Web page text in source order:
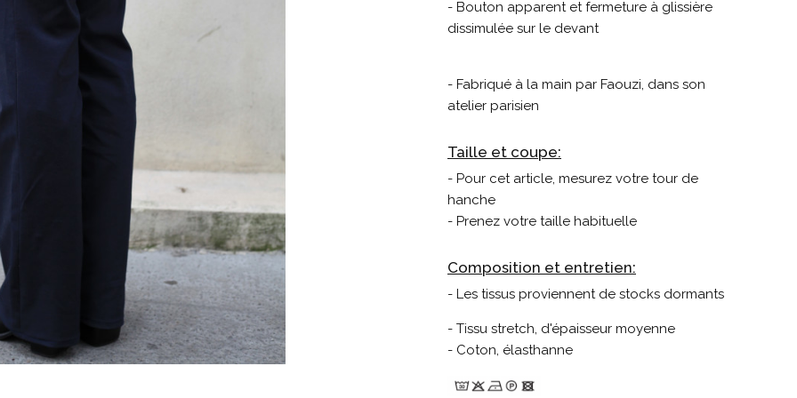
- Bouton apparent et fermeture à glissière
dissimulée sur le devant
- Fabriqué à la main par Faouzi, dans son
atelier parisien
Taille et coupe:
- Pour cet article, mesurez votre tour de
hanche
- Prenez votre taille habituelle
Composition et entretien:
- Les tissus proviennent de stocks dormants
- Tissu stretch, d'épaisseur moyenne
- Coton, élasthanne